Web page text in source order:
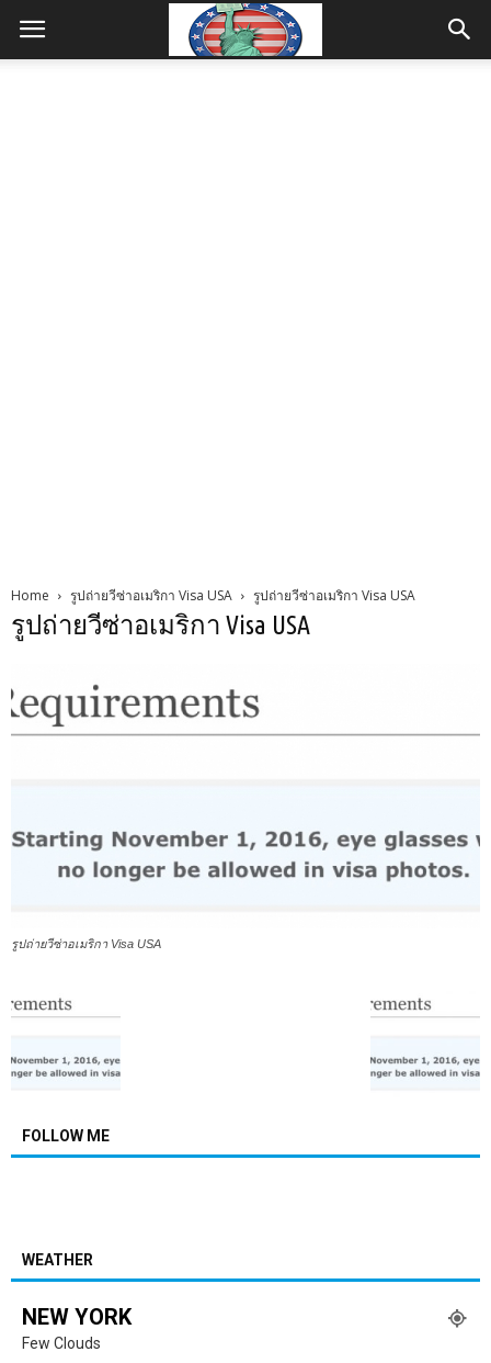
Home รูปถ่ายวีซ่าอเมริกา Visa USA รูปถ่ายวีซ่าอเมริกา Visa USA
รูปถ่ายวีซ่าอเมริกา Visa USA
รูปถ่ายวีซ่าอเมริกา Visa USA
FOLLOW ME
WEATHER
NEW YORK
Few Clouds